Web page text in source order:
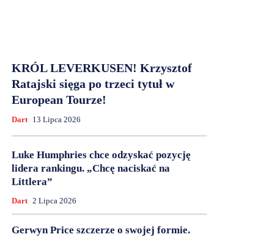
KRÓL LEVERKUSEN! Krzysztof
Ratajski sięga po trzeci tytuł w
European Tourze!
Dart 13 Lipca 2026
Luke Humphries chce odzyskać pozycję
lidera rankingu. „Chcę naciskać na
Littlera”
Dart 2 Lipca 2026
Gerwyn Price szczerze o swojej formie.